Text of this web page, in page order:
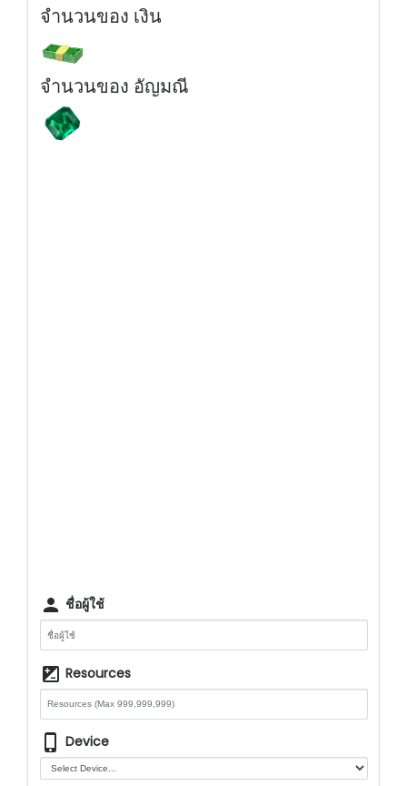
จำนวนของ เงิน
จำนวนของ อัญมณี
person ชื่อผู้ใช้
iso Resources
phone_iphone Device